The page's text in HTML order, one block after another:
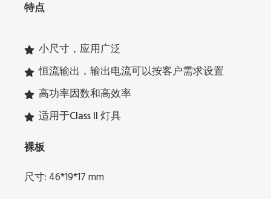
特点
小尺寸，应用广泛
恒流输出，输出电流可以按客户需求设置
高功率因数和高效率
适用于Class II 灯具
裸板
尺寸: 46*19*17 mm